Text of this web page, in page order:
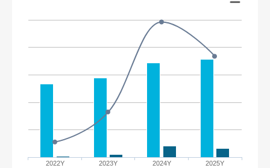
2022Y 2023Y 2024Y 2025Y